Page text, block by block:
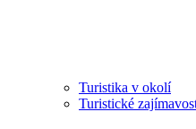
Turistika v okolí
Turistické